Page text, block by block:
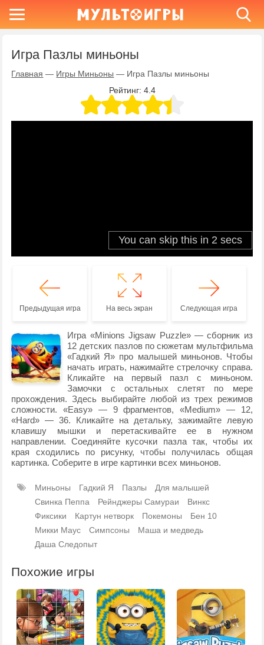
Игра Пазлы миньоны
Главная — Игры Миньоны — Игра Пазлы миньоны
Рейтинг: 4.4
Предыдущая игра На весь экран Следующая игра
Игра «Minions Jigsaw Puzzle» — сборник из
12 детских пазлов по сюжетам мультфильма
«Гадкий Я» про малышей миньонов. Чтобы
начать играть, нажимайте стрелочку справа.
Кликайте на первый пазл с миньоном.
Замочки с остальных слетят по мере
прохождения. Здесь выбирайте любой из трех режимов
сложности. «Easy» — 9 фрагментов, «Medium» — 12,
«Hard» — 36. Кликайте на детальку, зажимайте левую
клавишу мышки и перетаскивайте ее в нужном
направлении. Соединяйте кусочки пазла так, чтобы их
края сходились по рисунку, чтобы получилась общая
картинка. Соберите в игре картинки всех миньонов.
Миньоны Гадкий Я Пазлы
Для малышей
Свинка Пеппа
Рейнджеры Самураи
Винкс
Фиксики
Картун нетворк Покемоны
Бен 10
Микки Маус
Симпсоны
Маша и медведь
Даша Следопыт
Похожие игры